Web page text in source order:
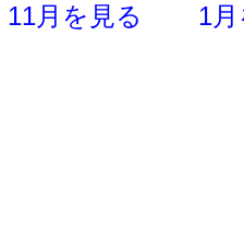
11月を見る 1